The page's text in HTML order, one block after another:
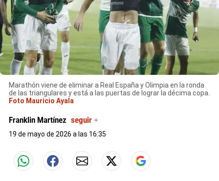
Marathón viene de eliminar a Real España y Olimpia en la ronda
de las triangulares y está a las puertas de lograr la décima copa.
Foto Mauricio Ayala
X
Franklin Martínez seguir +
19 de mayo de 2026 a las 16:35